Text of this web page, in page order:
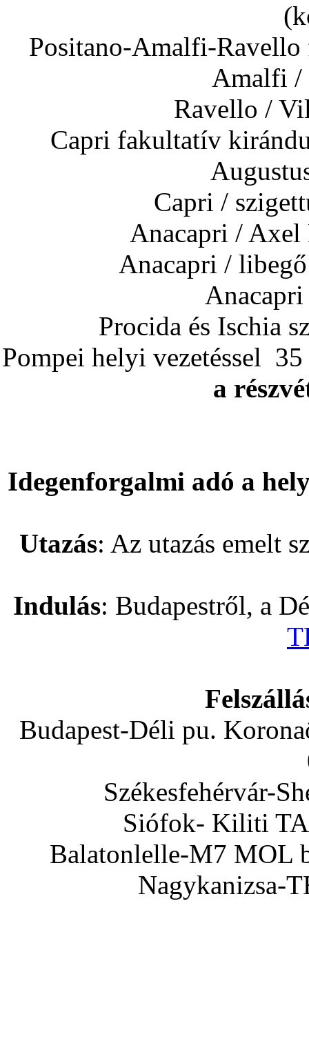
Positano-Amalfi-
Amalfi
Ravello /
Capri fakultatív
Capri /
Anacapri /
Anacapri /
Procida és Ischia
Pompei helyi vezetéssel
a
Idegenforgalmi adó a
Utazás: Az utazás emelt
Indulás: Budapestről, a
Budapest-Déli pu.
Székesfehérvár-
Siófok- Kiliti
Balatonlelle-M7 MOL
Nagykanizsa-